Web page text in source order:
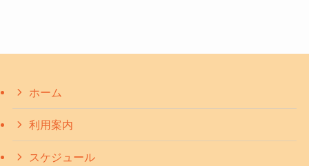
ホーム
利用案内
スケジュール